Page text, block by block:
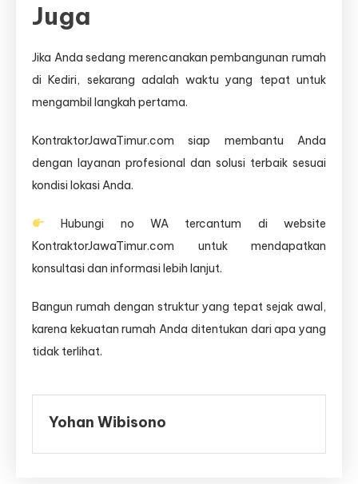
Juga
Jika Anda sedang merencanakan pembangunan rumah
di Kediri, sekarang adalah waktu yang tepat untuk
mengambil langkah pertama.
KontraktorJawaTimur.com siap membantu Anda
dengan layanan profesional dan solusi terbaik sesuai
kondisi lokasi Anda.
Hubungi no WA tercantum di website
KontraktorJawaTimur.com untuk mendapatkan
konsultasi dan informasi lebih lanjut.
Bangun rumah dengan struktur yang tepat sejak awal,
karena kekuatan rumah Anda ditentukan dari apa yang
tidak terlihat.
Yohan Wibisono